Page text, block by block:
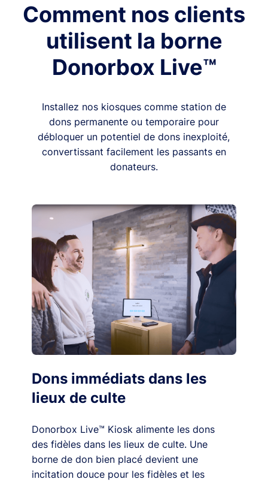
Comment nos clients
utilisent la borne
Donorbox Live™
Installez nos kiosques comme station de
dons permanente ou temporaire pour
débloquer un potentiel de dons inexploité,
convertissant facilement les passants en
donateurs.
Dons immédiats dans les
lieux de culte
Donorbox Live™ Kiosk alimente les dons
des fidèles dans les lieux de culte. Une
borne de don bien placé devient une
incitation douce pour les fidèles et les